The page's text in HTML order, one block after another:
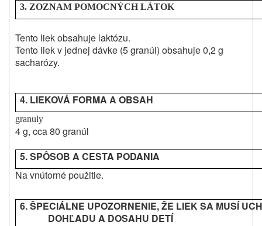
3. ZOZNAM POMOCNÝCH LÁTOK
Tento liek obsahuje laktózu.
Tento liek v jednej dávke (5 granúl) obsahuje 0,2 g
sacharózy.
4. LIEKOVÁ FORMA A OBSAH
granuly
4 g, cca 80 granúl
5. SPÔSOB A CESTA PODANIA
Na vnútorné použitie.
6. ŠPECIÁLNE UPOZORNENIE, ŽE LIEK SA MUSÍ
DOHĽADU A DOSAHU DETÍ